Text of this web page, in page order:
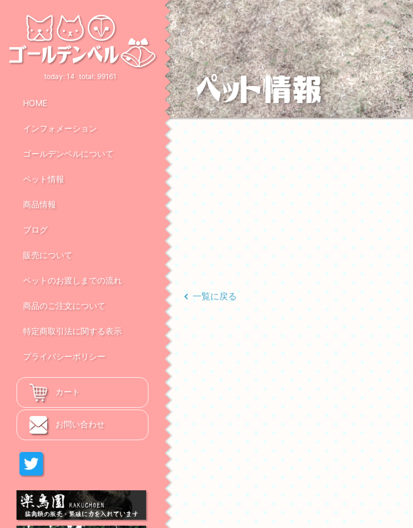
HOME
インフォメーション
ゴールデンベルについて
ペット情報
商品情報
ブログ
販売について
ペットのお渡しまでの流れ
商品のご注文について
特定商取引法に関する表示
プライバシーポリシー
カート
お問い合わせ
today: 14 total: 99161
一覧に戻る